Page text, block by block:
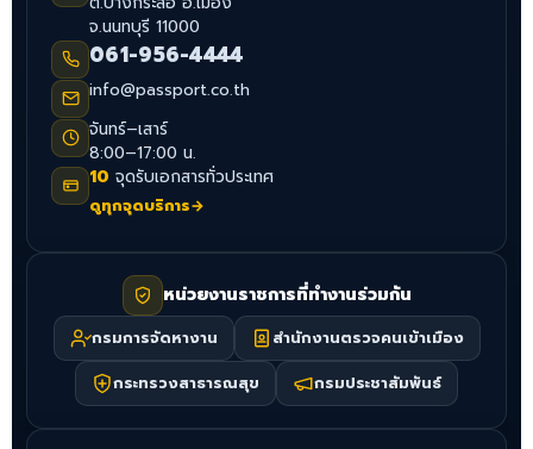
จ.นนทบุรี 11000
061-956-4444
info@passport.co.th
จันทร์–เสาร์
8:00–17:00 น.
10 จุดรับเอกสารทั่วประเทศ
ดูทุกจุดบริการ→
หน่วยงานราชการที่ทำงานร่วมกัน
กรมการจัดหางาน
สำนักงานตรวจคนเข้าเมือง
กระทรวงสาธารณสุข
กรมประชาสัมพันธ์